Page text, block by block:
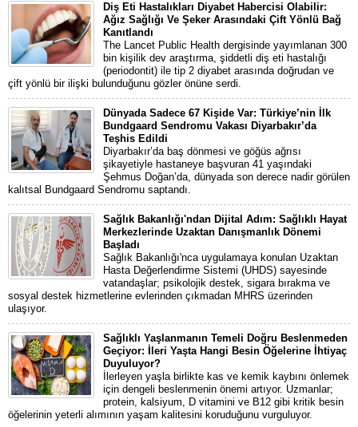
Diş Eti Hastalıkları Diyabet Habercisi Olabilir:
Ağız Sağlığı Ve Şeker Arasındaki Çift Yönlü Bağ
Kanıtlandı
The Lancet Public Health dergisinde yayımlanan 300
bin kişilik dev araştırma, şiddetli diş eti hastalığı
(periodontit) ile tip 2 diyabet arasında doğrudan ve
çift yönlü bir ilişki bulunduğunu gözler önüne serdi.
Dünyada Sadece 67 Kişide Var: Türkiye’nin İlk
Bundgaard Sendromu Vakası Diyarbakır’da
Teşhis Edildi
Diyarbakır’da baş dönmesi ve göğüs ağrısı
şikayetiyle hastaneye başvuran 41 yaşındaki
Şehmus Doğan’da, dünyada son derece nadir görülen
kalıtsal Bundgaard Sendromu saptandı.
Sağlık Bakanlığı'ndan Dijital Adım: Sağlıklı Hayat
Merkezlerinde Uzaktan Danışmanlık Dönemi
Başladı
Sağlık Bakanlığı'nca uygulamaya konulan Uzaktan
Hasta Değerlendirme Sistemi (UHDS) sayesinde
vatandaşlar; psikolojik destek, sigara bırakma ve
sosyal destek hizmetlerine evlerinden çıkmadan MHRS üzerinden
ulaşıyor.
Sağlıklı Yaşlanmanın Temeli Doğru Beslenmeden
Geçiyor: İleri Yaşta Hangi Besin Öğelerine İhtiyaç
Duyuluyor?
İlerleyen yaşla birlikte kas ve kemik kaybını önlemek
için dengeli beslenmenin önemi artıyor. Uzmanlar;
protein, kalsiyum, D vitamini ve B12 gibi kritik besin
öğelerinin yeterli alımının yaşam kalitesini koruduğunu vurguluyor.